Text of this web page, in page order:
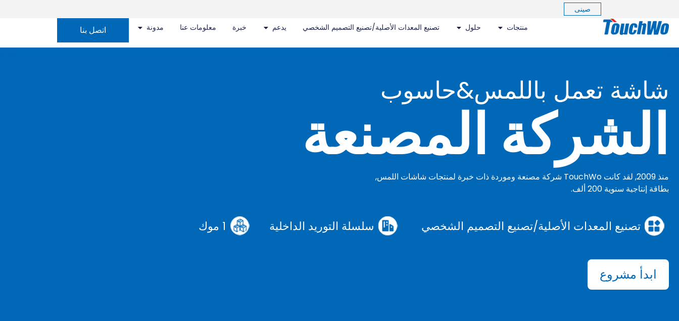
صينى
منتجات
حلول تصنيع المعدات الأصلية/تصنيع التصميم الشخصي يدعم خبرة معلومات عنا مدونة اتصل بنا
شاشة تعمل باللمس&حاسوب
الشركة المصنعة
منذ 2009, لقد كانت TouchWo شركة مصنعة وموردة ذات خبرة لمنتجات شاشات اللمس,
بطاقة إنتاجية سنوية 200 ألف.
تصنيع المعدات الأصلية/تصنيع التصميم الشخصي سلسلة التوريد الداخلية 1 موك
ابدأ مشروع